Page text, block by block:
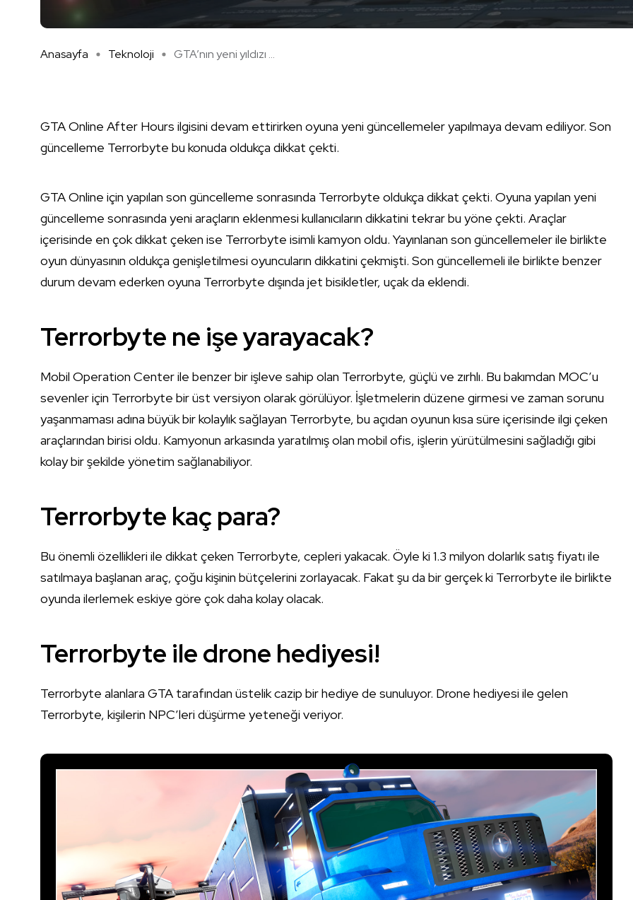
Anasayfa Teknoloji GTA’nın yeni yıldızı ...
GTA Online After Hours ilgisini devam ettirirken oyuna yeni güncellemeler yapılmaya devam ediliyor. Son
güncelleme Terrorbyte bu konuda oldukça dikkat çekti.
GTA Online için yapılan son güncelleme sonrasında Terrorbyte oldukça dikkat çekti. Oyuna yapılan yeni
güncelleme sonrasında yeni araçların eklenmesi kullanıcıların dikkatini tekrar bu yöne çekti. Araçlar
içerisinde en çok dikkat çeken ise Terrorbyte isimli kamyon oldu. Yayınlanan son güncellemeler ile birlikte
oyun dünyasının oldukça genişletilmesi oyuncuların dikkatini çekmişti. Son güncellemeli ile birlikte benzer
durum devam ederken oyuna Terrorbyte dışında jet bisikletler, uçak da eklendi.
Terrorbyte ne işe yarayacak?
Mobil Operation Center ile benzer bir işleve sahip olan Terrorbyte, güçlü ve zırhlı. Bu bakımdan MOC’u
sevenler için Terrorbyte bir üst versiyon olarak görülüyor. İşletmelerin düzene girmesi ve zaman sorunu
yaşanmaması adına büyük bir kolaylık sağlayan Terrorbyte, bu açıdan oyunun kısa süre içerisinde ilgi çeken
araçlarından birisi oldu. Kamyonun arkasında yaratılmış olan mobil ofis, işlerin yürütülmesini sağladığı gibi
kolay bir şekilde yönetim sağlanabiliyor.
Terrorbyte kaç para?
Bu önemli özellikleri ile dikkat çeken Terrorbyte, cepleri yakacak. Öyle ki 1.3 milyon dolarlık satış fiyatı ile
satılmaya başlanan araç, çoğu kişinin bütçelerini zorlayacak. Fakat şu da bir gerçek ki Terrorbyte ile birlikte
oyunda ilerlemek eskiye göre çok daha kolay olacak.
Terrorbyte ile drone hediyesi!
Terrorbyte alanlara GTA tarafından üstelik cazip bir hediye de sunuluyor. Drone hediyesi ile gelen
Terrorbyte, kişilerin NPC’leri düşürme yeteneği veriyor.